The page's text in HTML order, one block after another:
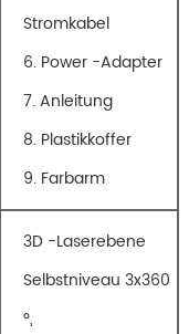
Stromkabel
6. Power -Adapter
7. Anleitung
8. Plastikkoffer
9. Farbarm
3D -Laserebene
Selbstniveau 3x360
°,